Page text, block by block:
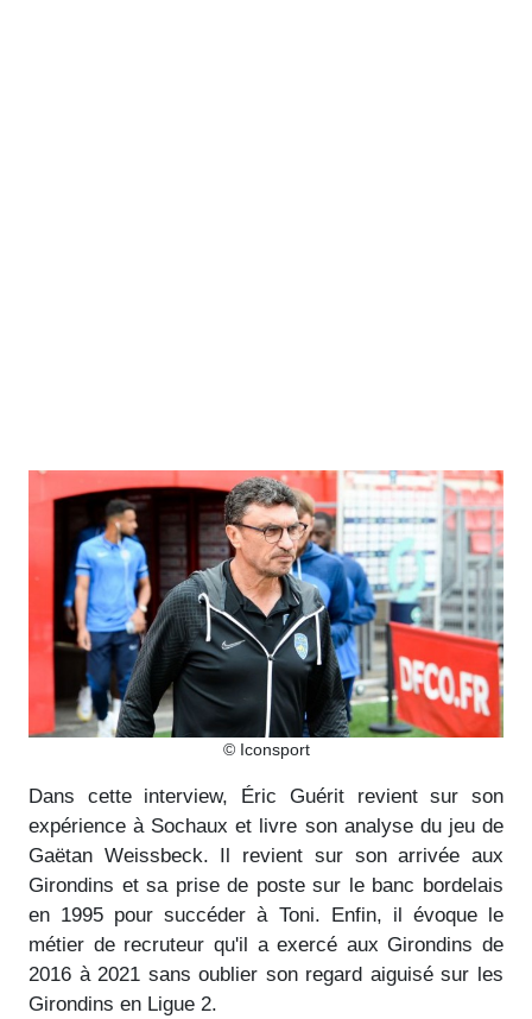
© Iconsport
Dans cette interview, Éric Guérit revient sur son
expérience à Sochaux et livre son analyse du jeu de
Gaëtan Weissbeck. Il revient sur son arrivée aux
Girondins et sa prise de poste sur le banc bordelais
en 1995 pour succéder à Toni. Enfin, il évoque le
métier de recruteur qu'il a exercé aux Girondins de
2016 à 2021 sans oublier son regard aiguisé sur les
Girondins en Ligue 2.